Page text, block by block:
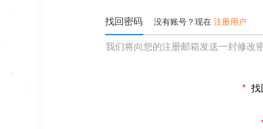
找回密码 没有账号？现在 注册用户
我们将向您的注册邮箱发送一封修改
* 找